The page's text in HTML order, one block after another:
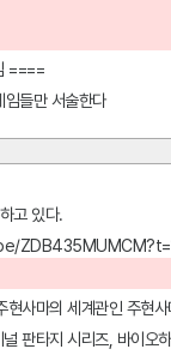
====
임들만 서술한다
고 있다.
사마의 세계관인 주현
판타지 시리즈, 바이오